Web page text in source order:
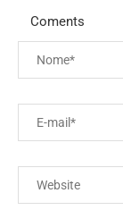
Coments